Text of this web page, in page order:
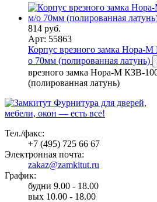
814 руб.
Арт: 55863
Корпус врезного замка Нора-
о 70мм (полированная латунь)
врезного замка Нора-М КЗВ-
(полированная латунь)
Фурнитура для дверей,
мебели, окон — есть все!
Тел./факс:
+7 (495) 725 66 67
Электронная почта:
zakaz@zamkitut.ru
График:
будни 9.00 - 18.00
вых 10.00 - 18.00